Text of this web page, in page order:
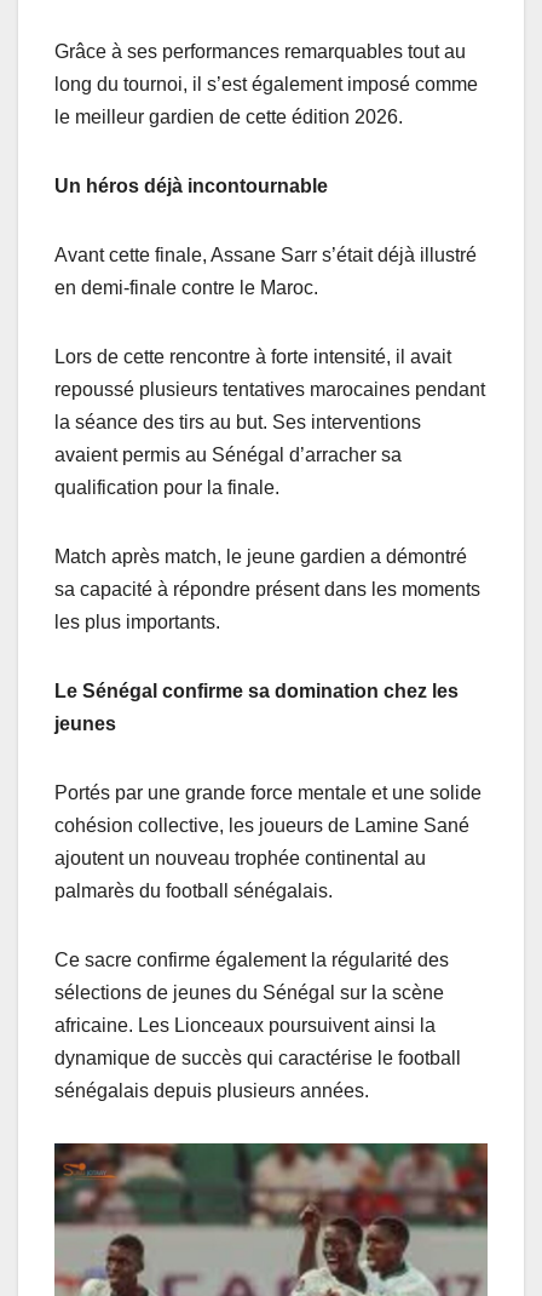
Grâce à ses performances remarquables tout au
long du tournoi, il s’est également imposé comme
le meilleur gardien de cette édition 2026.
Un héros déjà incontournable
Avant cette finale, Assane Sarr s’était déjà illustré
en demi-finale contre le Maroc.
Lors de cette rencontre à forte intensité, il avait
repoussé plusieurs tentatives marocaines pendant
la séance des tirs au but. Ses interventions
avaient permis au Sénégal d’arracher sa
qualification pour la finale.
Match après match, le jeune gardien a démontré
sa capacité à répondre présent dans les moments
les plus importants.
Le Sénégal confirme sa domination chez les
jeunes
Portés par une grande force mentale et une solide
cohésion collective, les joueurs de Lamine Sané
ajoutent un nouveau trophée continental au
palmarès du football sénégalais.
Ce sacre confirme également la régularité des
sélections de jeunes du Sénégal sur la scène
africaine. Les Lionceaux poursuivent ainsi la
dynamique de succès qui caractérise le football
sénégalais depuis plusieurs années.